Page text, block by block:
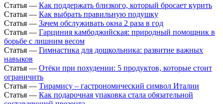
Статья — Как поддержать близкого, который бросает курить
Статья — Как выбрать правильную подушку
Статья — Зачем обслуживать окна 2 раза в год
Статья — Гарциния камбоджийская: природный помощник в
борьбе с лишним весом
Статья — Гимнастика для дошкольника: развитие важных
навыков
Статья — Отёки при похудении: 5 продуктов, которые стоит
ограничить
Статья — Тирамису – гастрономический символ Италии
Статья — Как подарочная упаковка стала обязательной